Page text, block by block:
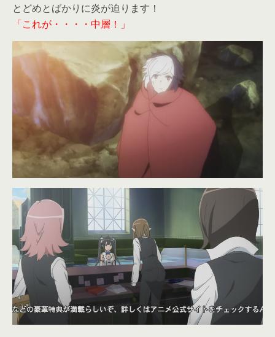
とどめとばかりに炎が迫ります！
「これが・・・・中層！」